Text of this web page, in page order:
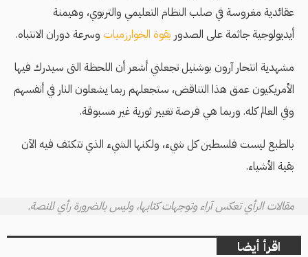
عقائدية مغروسة في صلب النظام التعليمي والتربوي، وهيمنة
أيديولوجية جاثمة على الصدور بقوة الخوارزميات وسرعة دوران الانتباه.
مشهدية انتحار آرون بوشنيل تجعلني أشعر أن اللحظة التى سيدرك فيها
الأمريكيون عمق هذا التناقض، ستجعلهم ربما يشعلون النار في أنفسهم
وفي العالم كله. وربما هي فرصة تغيير ثورية غير مسبوقة.
بالطبع ليست فلسطين كل شيء، ولكنها الشيء الذي تتكثف فيه الآن
بقية الأشياء.
مقالات الرأي تعكس آراء وتوجهات كتابها، وليس بالضرورة رأي المنصة.
اقرأ أيضا